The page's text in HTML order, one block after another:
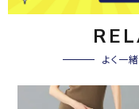
よく一